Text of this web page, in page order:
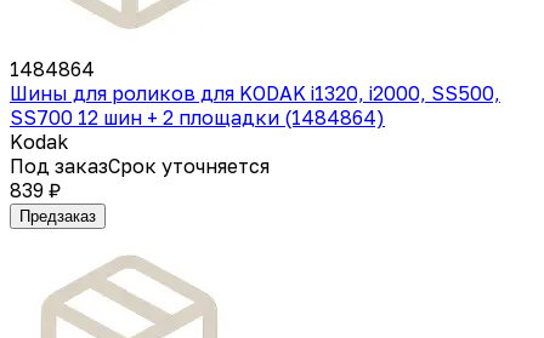
1484864
Шины для роликов для KODAK i1320, i2000, SS500,
SS700 12 шин + 2 площадки (1484864)
Kodak
Под заказСрок уточняется
839 ₽
Предзаказ